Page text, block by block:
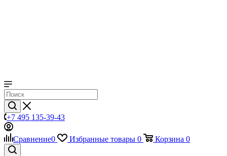
+7 495 135-39-43
Сравнение0 Избранные товары 0 Корзина 0